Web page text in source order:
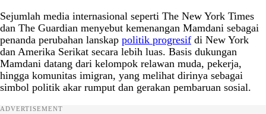
Sejumlah media internasional seperti The New York Times
dan The Guardian menyebut kemenangan Mamdani sebagai
penanda perubahan lanskap politik progresif di New York
dan Amerika Serikat secara lebih luas. Basis dukungan
Mamdani datang dari kelompok relawan muda, pekerja,
hingga komunitas imigran, yang melihat dirinya sebagai
simbol politik akar rumput dan gerakan pembaruan sosial.
ADVERTISEMENT